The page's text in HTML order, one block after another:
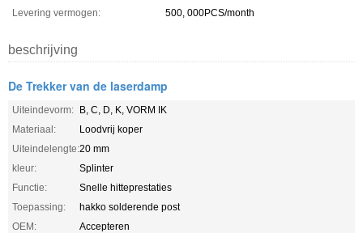
Levering vermogen:
500, 000PCS/month
beschrijving
De Trekker van de laserdamp
Uiteindevorm: B, C, D, K, VORM IK
Materiaal:
Loodvrij koper
Uiteindelengte:20 mm
kleur:
Splinter
Functie:
Snelle hitteprestaties
Toepassing:
hakko solderende post
OEM:
Accepteren